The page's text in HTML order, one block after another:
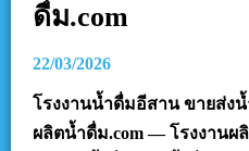
ดื่ม.com
22/03/2026
โรงงานน้ำดื่มอีสาน ขายส่ง
ผลิตน้ำดื่ม.com — โรงงาน